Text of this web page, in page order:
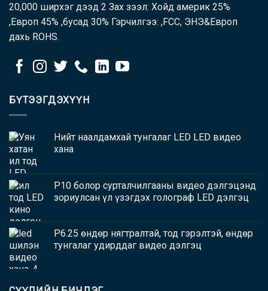
20,000 ширхэг дээд 2 Зах зээл: Хойд америк 25%
,Европ 45% ,бусад 30% Гэрчилгээ: ,FCC, ЭНЭ&Европ
дахь ROHS.
БҮТЭЭГДЭХҮҮН
Нийт наалдамхай тунгалаг LED LED видео
хана
P10 болор сурталчилгааны видео дэлгэцэнд
зориулсан үл үзэгдэх голограф LED дэлгэц
P6.25 өндөр нягтралтай, тод гэрэлтэй, өндөр
тунгалаг удирддаг видео дэлгэц